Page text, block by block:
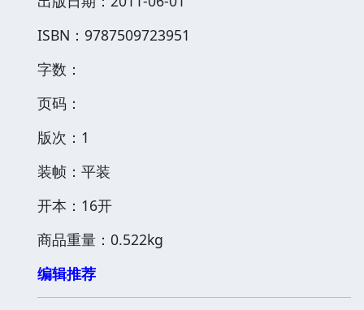
ISBN：9787509723951
字数：
页码：
版次：1
装帧：平装
开本：16开
商品重量：0.522kg
编辑推荐